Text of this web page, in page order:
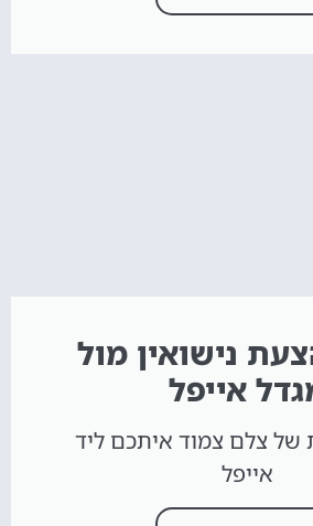
נישואין מול
אייפל
דקות של צלם צמוד איתכם ליד
אייפל